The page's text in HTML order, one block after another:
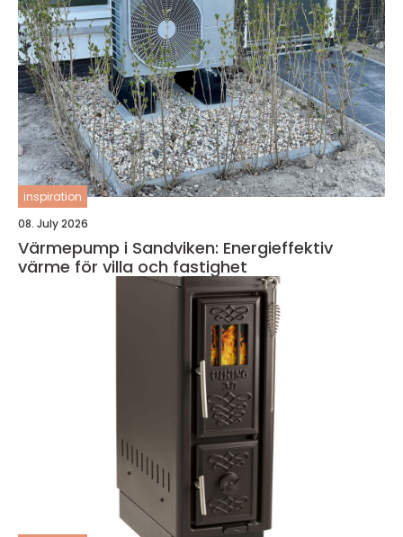
inspiration
08. July 2026
Värmepump i Sandviken: Energieffektiv
värme för villa och fastighet